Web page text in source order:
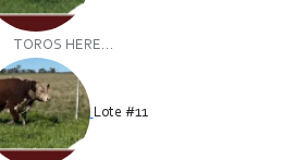
TOROS HERE...
Lote #11